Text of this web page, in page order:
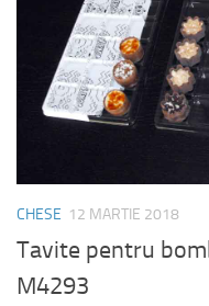
CHESE 12 MARTIE 2018
Tavite pentru
M4293